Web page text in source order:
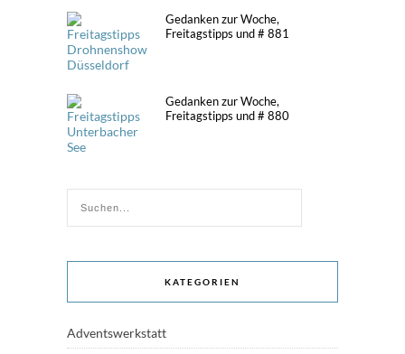
Gedanken zur Woche,
Freitagstipps und # 881
Gedanken zur Woche,
Freitagstipps und # 880
KATEGORIEN
Adventswerkstatt